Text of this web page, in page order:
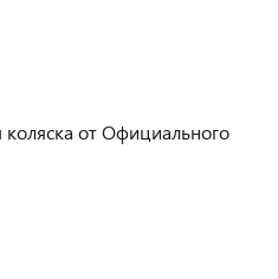
от Официального